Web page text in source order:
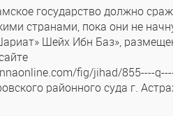
государство должно
странами, пока они не начнут
Шейх Ибн Баз»,
fig/jihad/855----
районного суда г.